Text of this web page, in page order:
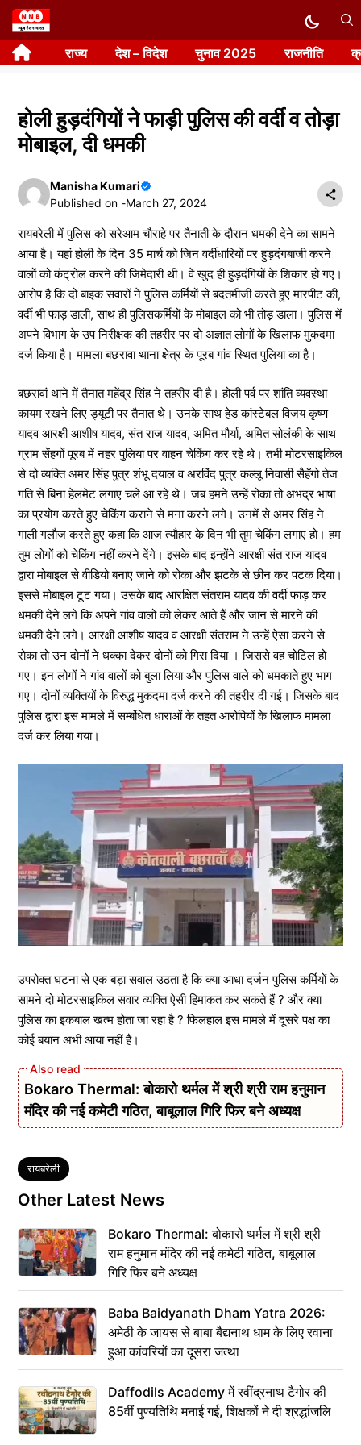
Skip
to
content राज्य देश – विदेश चुनाव 2025 राजनीति
होली हुड़दंगियों ने फाड़ी पुलिस की वर्दी व तोड़ा
मोबाइल, दी धमकी
Manisha Kumari
Published on -March 27, 2024
रायबरेली में पुलिस को सरेआम चौराहे पर तैनाती के दौरान धमकी देने का सामने
आया है। यहां होली के दिन 35 मार्च को जिन वर्दीधारियों पर हुड़दंगबाजी करने
वालों को कंट्रोल करने की जिमेदारी थी। वे खुद ही हुड़दंगियों के शिकार हो गए।
आरोप है कि दो बाइक सवारों ने पुलिस कर्मियों से बदतमीजी करते हुए मारपीट की,
वर्दी भी फाड़ डाली, साथ ही पुलिसकर्मियों के मोबाइल को भी तोड़ डाला। पुलिस में
अपने विभाग के उप निरीक्षक की तहरीर पर दो अज्ञात लोगों के खिलाफ मुकदमा
दर्ज किया है। मामला बछरावा थाना क्षेत्र के पूरब गांव स्थित पुलिया का है।
बछरावां थाने में तैनात महेंद्र सिंह ने तहरीर दी है। होली पर्व पर शांति व्यवस्था
कायम रखने लिए ड्यूटी पर तैनात थे। उनके साथ हेड कांस्टेबल विजय कृष्ण
यादव आरक्षी आशीष यादव, संत राज यादव, अमित मौर्या, अमित सोलंकी के साथ
ग्राम सेंहगों पूरब में नहर पुलिया पर वाहन चेकिंग कर रहे थे। तभी मोटरसाइकिल
से दो व्यक्ति अमर सिंह पुत्र शंभू दयाल व अरविंद पुत्र कल्लू निवासी सैहँगो तेज
गति से बिना हेलमेट लगाए चले आ रहे थे। जब हमने उन्हें रोका तो अभद्र भाषा
का प्रयोग करते हुए चेकिंग कराने से मना करने लगे। उनमें से अमर सिंह ने
गाली गलौज करते हुए कहा कि आज त्यौहार के दिन भी तुम चेकिंग लगाए हो। हम
तुम लोगों को चेकिंग नहीं करने देंगे। इसके बाद इन्होंने आरक्षी संत राज यादव
द्वारा मोबाइल से वीडियो बनाए जाने को रोका और झटके से छीन कर पटक दिया।
इससे मोबाइल टूट गया। उसके बाद आरक्षित संतराम यादव की वर्दी फाड़ कर
धमकी देने लगे कि अपने गांव वालों को लेकर आते हैं और जान से मारने की
धमकी देने लगे। आरक्षी आशीष यादव व आरक्षी संतराम ने उन्हें ऐसा करने से
रोका तो उन दोनों ने धक्का देकर दोनों को गिरा दिया । जिससे वह चोटिल हो
गए। इन लोगों ने गांव वालों को बुला लिया और पुलिस वाले को धमकाते हुए भाग
गए। दोनों व्यक्तियों के विरुद्ध मुकदमा दर्ज करने की तहरीर दी गई। जिसके बाद
पुलिस द्वारा इस मामले में सम्बंधित धाराओं के तहत आरोपियों के खिलाफ मामला
दर्ज कर लिया गया।
उपरोक्त घटना से एक बड़ा सवाल उठता है कि क्या आधा दर्जन पुलिस कर्मियों के
सामने दो मोटरसाइकिल सवार व्यक्ति ऐसी हिमाकत कर सकते हैं ? और क्या
पुलिस का इकबाल खत्म होता जा रहा है ? फिलहाल इस मामले में दूसरे पक्ष का
कोई बयान अभी आया नहीं है।
Bokaro Thermal: बोकारो थर्मल में श्री श्री राम हनुमान
मंदिर की नई कमेटी गठित, बाबूलाल गिरि फिर बने अध्यक्ष
Tags
रायबरेली
Other Latest News
Bokaro Thermal: बोकारो थर्मल में श्री श्री
राम हनुमान मंदिर की नई कमेटी गठित, बाबूलाल
गिरि फिर बने अध्यक्ष
Baba Baidyanath Dham Yatra 2026:
अमेठी के जायस से बाबा बैद्यनाथ धाम के लिए रवाना
हुआ कांवरियों का दूसरा जत्था
Daffodils Academy में रवींद्रनाथ टैगोर की
85वीं पुण्यतिथि मनाई गई, शिक्षकों ने दी श्रद्धांजलि